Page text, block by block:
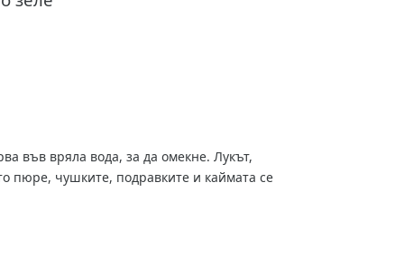
във вряла вода, за да омекне. Лукът,
пюре, чушките, подравките и каймата се